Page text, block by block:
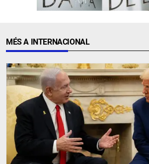
MÉS A INTERNACIONAL